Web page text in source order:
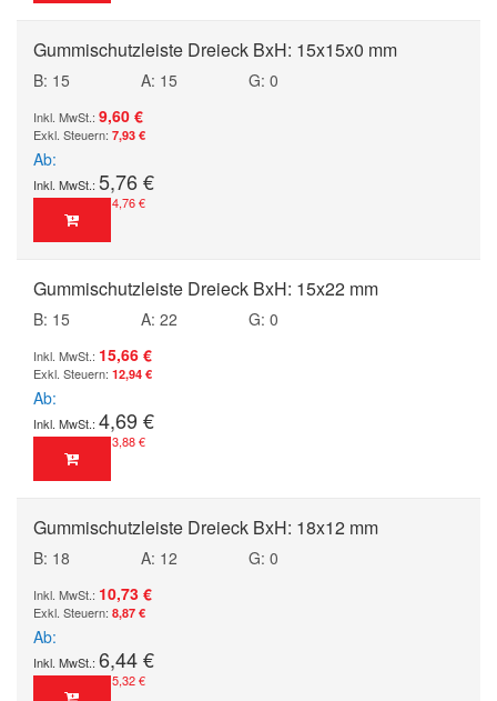
Gummischutzleiste Dreieck BxH: 15x15x0 mm
B: 15 A: 15
G: 0
9,60 €
7,93 €
Ab
5,76 €
4,76 €
Gummischutzleiste Dreieck BxH: 15x22 mm
B: 15 A: 22
G: 0
15,66 €
12,94 €
Ab
4,69 €
3,88 €
Gummischutzleiste Dreieck BxH: 18x12 mm
B: 18 A: 12
G: 0
10,73 €
8,87 €
Ab
6,44 €
5,32 €